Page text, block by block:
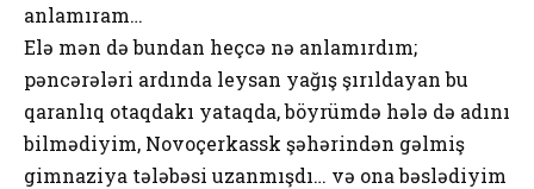
anlamıram…
Elə mən də bundan heçcə nə anlamırdım;
pəncərələri ardında leysan yağış şırıldayan bu
qaranlıq otaqdakı yataqda, böyrümdə hələ də adını
bilmədiyim, Novoçerkassk şəhərindən gəlmiş
gimnaziya tələbəsi uzanmışdı… və ona bəslədiyim